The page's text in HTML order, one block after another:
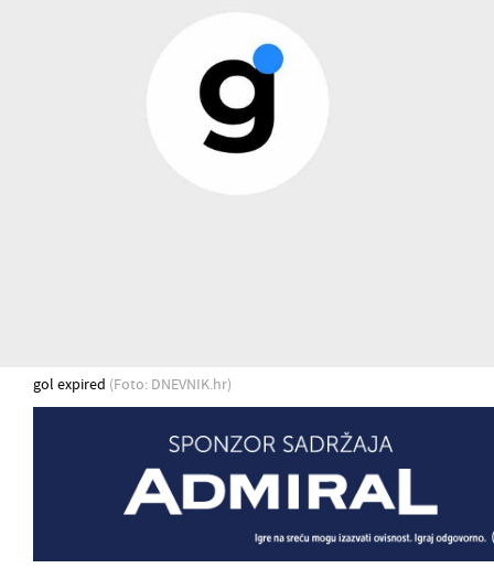
gol expired (Foto: DNEVNIK.hr)